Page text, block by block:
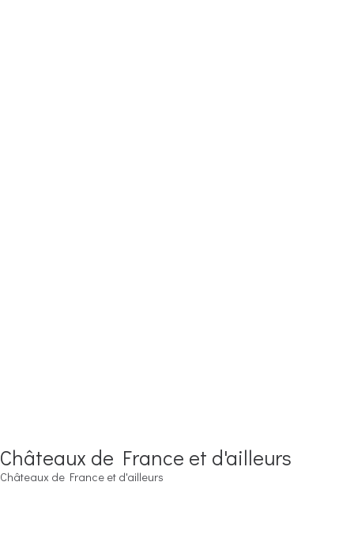
Châteaux de France et d'ailleurs
Châteaux de France et d'ailleurs